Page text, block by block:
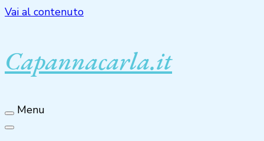
Vai al contenuto
Capannacarla.it
Menu